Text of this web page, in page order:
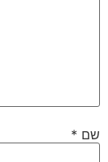
שם *